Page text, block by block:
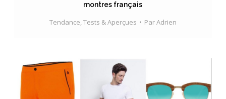
montres français
Tendance,Tests & Aperçues ParAdrien